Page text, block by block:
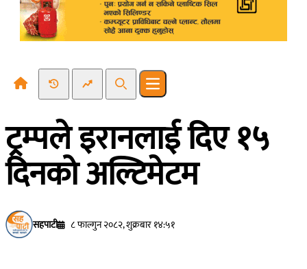
Recent NewsTrending News
SearchOpen main menu
ट्रम्पले इरानलाई दिए १५
दिनको अल्टिमेटम
सहपाटी ८ फाल्गुन २०८२, शुक्रबार १४:५१